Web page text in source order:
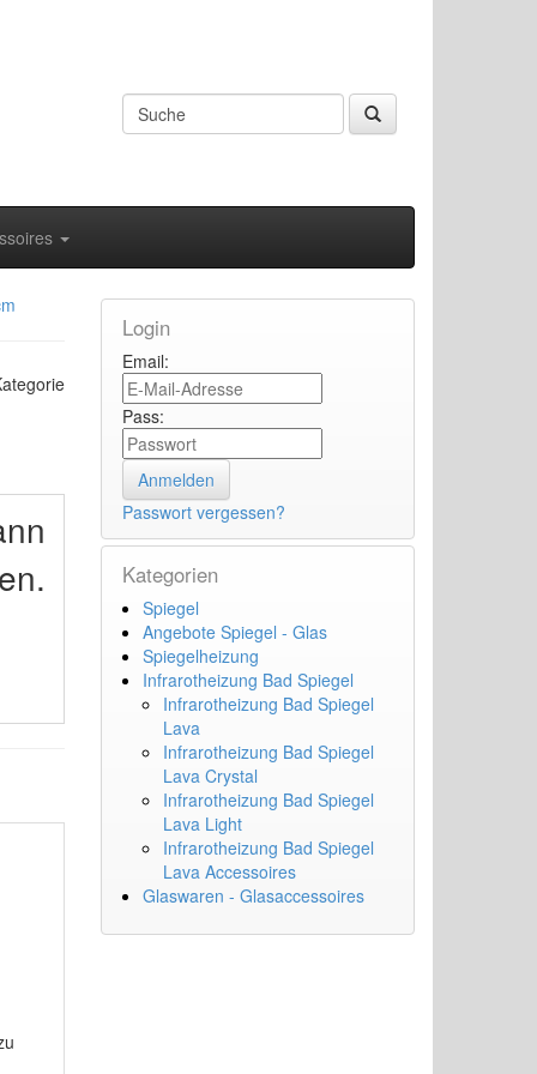
Login
Email:
Pass:
Passwort vergessen?
Kategorien
Spiegel
Angebote Spiegel - Glas
Spiegelheizung
Infrarotheizung Bad Spiegel
Infrarotheizung Bad Spiegel
Lava
Infrarotheizung Bad Spiegel
Lava Crystal
Infrarotheizung Bad Spiegel
Lava Light
Infrarotheizung Bad Spiegel
Lava Accessoires
Glaswaren - Glasaccessoires